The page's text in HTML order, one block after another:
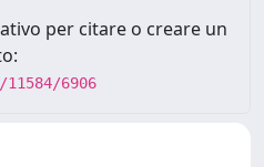
per citare o creare un
6906